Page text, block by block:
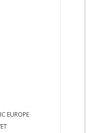
EUROPE